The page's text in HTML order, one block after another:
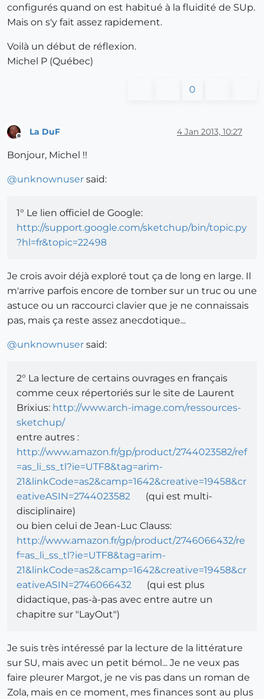
configurés quand on est habitué à la fluidité de SUp.
Mais on s'y fait assez rapidement.
Voilà un début de réflexion.
Michel P (Québec)
0
La DuF 4 Jan 2013, 10:27
Bonjour, Michel !!
@unknownuser said:
1° Le lien officiel de Google:
http://support.google.com/sketchup/bin/topic.py
?hl=fr&topic=22498
Je crois avoir déjà exploré tout ça de long en large. Il
m'arrive parfois encore de tomber sur un truc ou une
astuce ou un raccourci clavier que je ne connaissais
pas, mais ça reste assez anecdotique...
@unknownuser said:
2° La lecture de certains ouvrages en français
comme ceux répertoriés sur le site de Laurent
Brixius: http://www.arch-image.com/ressources-
sketchup/
entre autres :
http://www.amazon.fr/gp/product/2744023582/ref
=as_li_ss_tl?ie=UTF8&tag=arim-
21&linkCode=as2&camp=1642&creative=19458&cr
eativeASIN=2744023582
(qui est multi-
disciplinaire)
ou bien celui de Jean-Luc Clauss:
http://www.amazon.fr/gp/product/2746066432/re
f=as_li_ss_tl?ie=UTF8&tag=arim-
21&linkCode=as2&camp=1642&creative=19458&cr
eativeASIN=2746066432
(qui est plus
didactique, pas-à-pas avec entre autre un
chapitre sur "LayOut")
Je suis très intéressé par la lecture de la littérature
sur SU, mais avec un petit bémol... Je ne veux pas
faire pleurer Margot, je ne vis pas dans un roman de
Zola, mais en ce moment, mes finances sont au plus